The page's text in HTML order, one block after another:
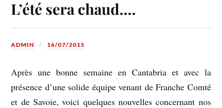
L’été sera chaud….
ADMIN 16/07/2015
Après une bonne semaine en Cantabria et avec la
présence d’une solide équipe venant de Franche Comté
et de Savoie, voici quelques nouvelles concernant nos